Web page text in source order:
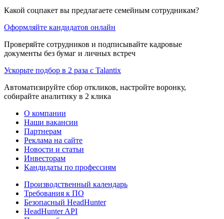
Какой соцпакет вы предлагаете семейным сотрудникам?
Оформляйте кандидатов онлайн
Проверяйте сотрудников и подписывайте кадровые
документы без бумаг и личных встреч
Ускорьте подбор в 2 раза с Talantix
Автоматизируйте сбор откликов, настройте воронку,
собирайте аналитику в 2 клика
О компании
Наши вакансии
Партнерам
Реклама на сайте
Новости и статьи
Инвесторам
Кандидаты по профессиям
Производственный календарь
Требования к ПО
Безопасный HeadHunter
HeadHunter API